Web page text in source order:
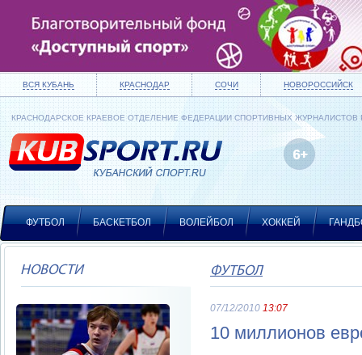
ВСЯ КУБАНЬ КРАСНОДАР СОЧИ НОВОРОССИЙСК
КРАСНОДАРСКОЕ КРАЕВОЕ ОТДЕЛЕНИЕ ФЕДЕРАЦИИ СПОРТИВНЫХ ЖУРНАЛИСТОВ
ФУТБОЛ БАСКЕТБОЛ ВОЛЕЙБОЛ ХОККЕЙ
НОВОСТИ ФУТБОЛ
07/12/2010 13:07
10 миллионов